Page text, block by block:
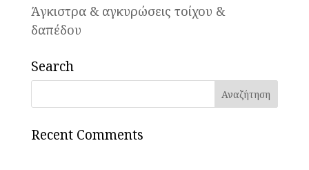
Άγκιστρα & αγκυρώσεις τοίχου &
δαπέδου
Search
Recent Comments